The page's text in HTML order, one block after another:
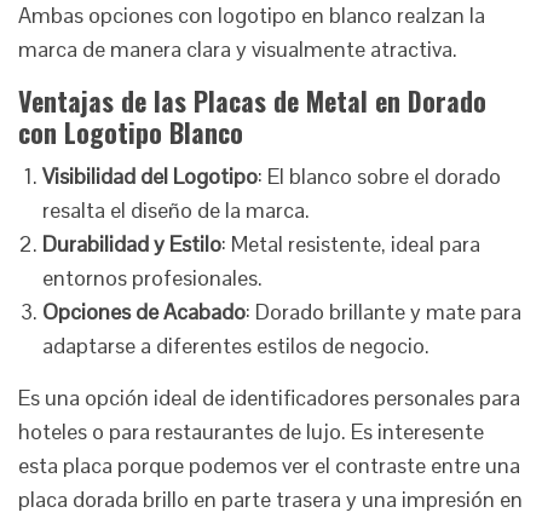
Ambas opciones con logotipo en blanco realzan la
marca de manera clara y visualmente atractiva.
Ventajas de las Placas de Metal en Dorado
con Logotipo Blanco
Visibilidad del Logotipo: El blanco sobre el dorado
resalta el diseño de la marca.
Durabilidad y Estilo: Metal resistente, ideal para
entornos profesionales.
Opciones de Acabado: Dorado brillante y mate para
adaptarse a diferentes estilos de negocio.
Es una opción ideal de identificadores personales para
hoteles o para restaurantes de lujo. Es interesente
esta placa porque podemos ver el contraste entre una
placa dorada brillo en parte trasera y una impresión en